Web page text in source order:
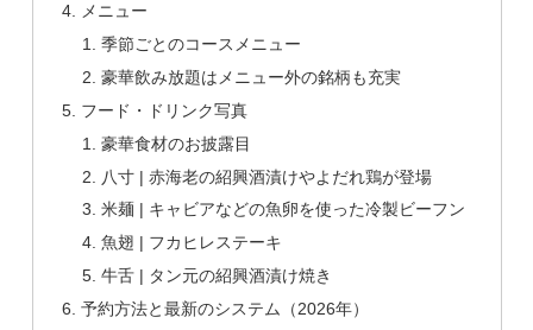
メニュー
季節ごとのコースメニュー
豪華飲み放題はメニュー外の銘柄も充実
フード・ドリンク写真
豪華食材のお披露目
八寸 | 赤海老の紹興酒漬けやよだれ鶏が登場
米麺 | キャビアなどの魚卵を使った冷製ビーフン
魚翅 | フカヒレステーキ
牛舌 | タン元の紹興酒漬け焼き
予約方法と最新のシステム（2026年）